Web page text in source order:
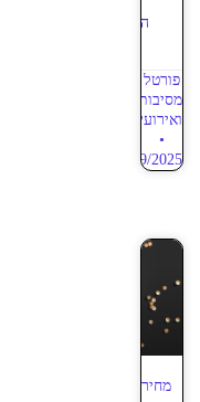
הולדת 50 – מאמר 6
פורטל
מסיבות
ואירועים
17/09/2025